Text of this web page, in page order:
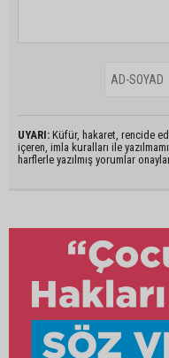
UYARI: Küfür, hakaret, rencide
içeren, imla kuralları ile
harflerle yazılmış yorumlar